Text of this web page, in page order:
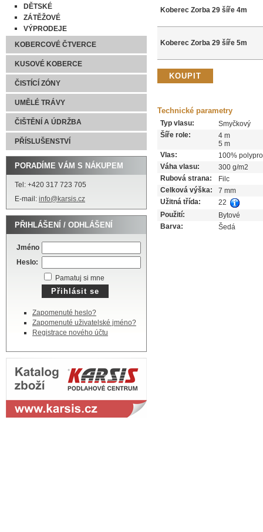
DĚTSKÉ
ZÁTĚŽOVÉ
VÝPRODEJE
KOBERCOVÉ ČTVERCE
KUSOVÉ KOBERCE
ČISTÍCÍ ZÓNY
UMĚLÉ TRÁVY
ČIŠTĚNÍ A ÚDRŽBA
PŘÍSLUŠENSTVÍ
PORADÍME VÁM S NÁKUPEM
Tel: +420 317 723 705
E-mail: info@karsis.cz
PŘIHLÁŠENÍ / ODHLÁŠENÍ
Jméno
Heslo:
Pamatuj si mne
Zapomenuté heslo?
Zapomenuté uživatelské jméno?
Registrace nového účtu
Koberec Zorba 29 šíře 4m
Koberec Zorba 29 šíře 5m
Technické parametry
Typ vlasu:
Smyčkový
Šíře role:
4 m
5 m
Vlas:
100%
Váha vlasu:
300 g/m2
Rubová strana:
Filc
Celková výška:
7 mm
Užitná třída:
22
Použití:
Bytové
Barva:
Šedá